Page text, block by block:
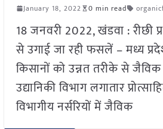
January 18, 2022 0 min read
18 जनवरी 2022, खंडवा : रीछी
से उगाई जा रही फसलें – मध्य
किसानों को उन्नत तरीके से
उद्यानिकी विभाग लगातार
विभागीय नर्सरियों में जैविक